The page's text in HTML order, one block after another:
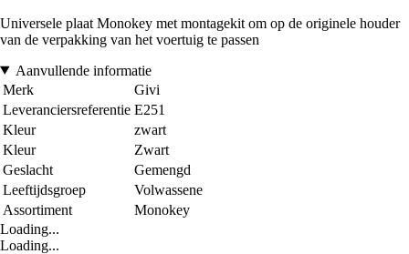
Universele plaat Monokey met montagekit om op de originele houder
van de verpakking van het voertuig te passen
Aanvullende informatie
Merk
Givi
Leveranciersreferentie E251
Kleur
zwart
Kleur
Zwart
Geslacht
Gemengd
Leeftijdsgroep
Volwassene
Assortiment
Monokey
Loading...
Loading...